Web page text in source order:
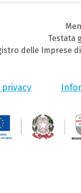
Testata
delle Imprese di